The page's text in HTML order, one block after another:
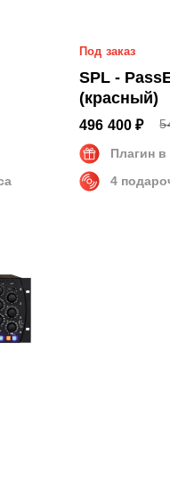
Под заказ
SPL -
(красный)
496 400 ₽
Плагин
4